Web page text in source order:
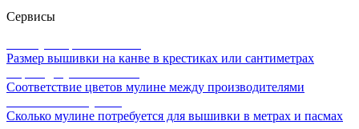
Сервисы
Размер вышивки на канве в крестиках или сантиметрах
Соответствие цветов мулине между производителями
Сколько мулине потребуется для вышивки в метрах и пасмах